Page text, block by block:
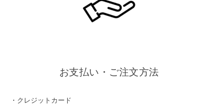
お支払い・ご注文方法
・クレジットカード